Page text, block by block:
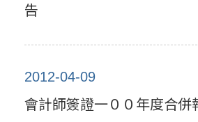
告
2012-04-09
會計師簽證一００年度合併